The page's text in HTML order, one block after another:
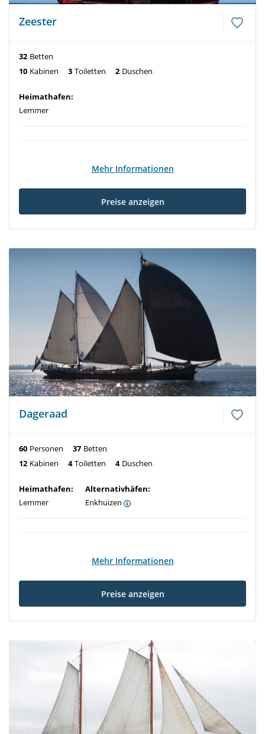
Zeester
32 Betten
10 Kabinen 3 Toiletten 2 Duschen
Heimathafen:
Lemmer
Mehr Informationen
Preise anzeigen
Dageraad
60 Personen 37 Betten
12 Kabinen 4 Toiletten 4 Duschen
Heimathafen:
Lemmer
Alternativhäfen:
Enkhuizen
Mehr Informationen
Preise anzeigen